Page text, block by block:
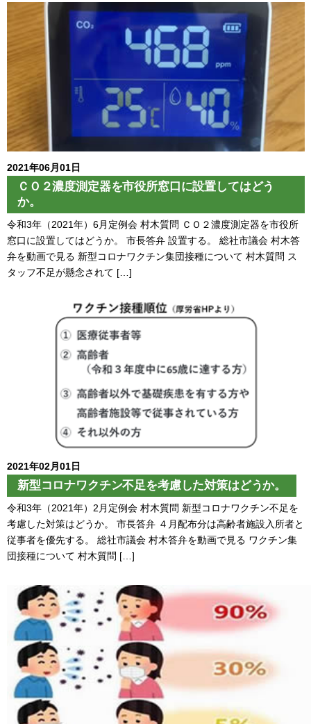
2021年06月01日
ＣＯ２濃度測定器を市役所窓口に設置してはどう
か。
令和3年（2021年）6月定例会 村木質問 ＣＯ２濃度測定器を市役所
窓口に設置してはどうか。 市長答弁 設置する。 総社市議会 村木答
弁を動画で見る 新型コロナワクチン集団接種について 村木質問 ス
タッフ不足が懸念されて […]
2021年02月01日
新型コロナワクチン不足を考慮した対策はどうか。
令和3年（2021年）2月定例会 村木質問 新型コロナワクチン不足を
考慮した対策はどうか。 市長答弁 ４月配布分は高齢者施設入所者と
従事者を優先する。 総社市議会 村木答弁を動画で見る ワクチン集
団接種について 村木質問 […]